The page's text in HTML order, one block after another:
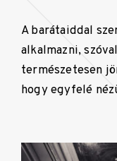
A barátaiddal
alkalmazni,
természetesen
hogy egyfelé